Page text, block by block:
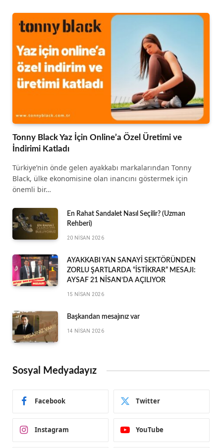
Tonny Black Yaz İçin Online’a Özel Üretimi ve
İndirimi Katladı
Türkiye’nin önde gelen ayakkabı markalarından Tonny
Black, ülke ekonomisine olan inancını göstermek için
önemli bir…
En Rahat Sandalet Nasıl Seçilir? (Uzman
Rehberi)
20 NISAN 2026
AYAKKABI YAN SANAYİ SEKTÖRÜNDEN
ZORLU ŞARTLARDA “İSTİKRAR” MESAJI:
AYSAF 21 NİSAN’DA AÇILIYOR
15 NISAN 2026
Başkandan mesajınız var
14 NISAN 2026
Sosyal Medyadayız
Facebook Twitter
Instagram YouTube